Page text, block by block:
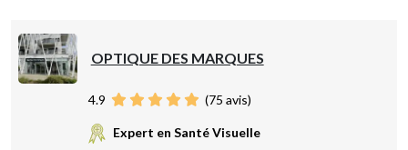
OPTIQUE DES MARQUES
4.9 (75 avis)
Expert en Santé Visuelle